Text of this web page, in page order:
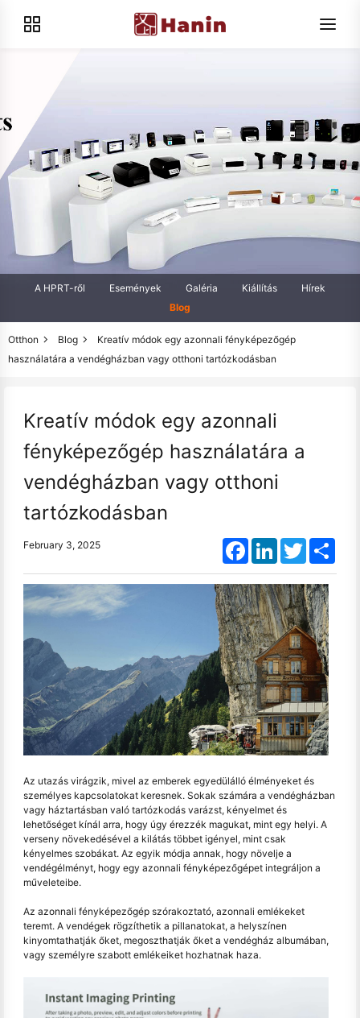
A HPRT-ről Események Galéria Kiállítás
Hírek
Blog
Otthon Blog
Kreatív módok egy azonnali fényképezőgép
használatára a vendégházban vagy otthoni tartózkodásban
Kreatív módok egy azonnali
fényképezőgép használatára a
vendégházban vagy otthoni
tartózkodásban
February 3, 2025 FacebookLinkedInTwitter
Az utazás virágzik, mivel az emberek egyedülálló élményeket és
személyes kapcsolatokat keresnek. Sokak számára a vendégházban
vagy háztartásban való tartózkodás varázst, kényelmet és
lehetőséget kínál arra, hogy úgy érezzék magukat, mint egy helyi. A
verseny növekedésével a kilátás többet igényel, mint csak
kényelmes szobákat. Az egyik módja annak, hogy növelje a
vendégélményt, hogy egy azonnali fényképezőgépet integráljon a
műveleteibe.
Az azonnali fényképezőgép szórakoztató, azonnali emlékeket
teremt. A vendégek rögzíthetik a pillanatokat, a helyszínen
kinyomtathatják őket, megoszthatják őket a vendégház albumában,
vagy személyre szabott emlékeiket hozhatnak haza.